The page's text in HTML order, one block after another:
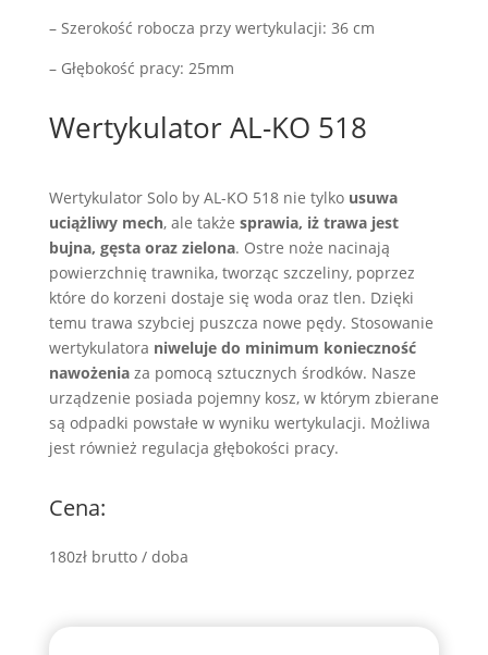
– Szerokość robocza przy wertykulacji: 36 cm
– Głębokość pracy: 25mm
Wertykulator AL-KO 518
Wertykulator Solo by AL-KO 518 nie tylko usuwa
uciążliwy mech, ale także sprawia, iż trawa jest
bujna, gęsta oraz zielona. Ostre noże nacinają
powierzchnię trawnika, tworząc szczeliny, poprzez
które do korzeni dostaje się woda oraz tlen. Dzięki
temu trawa szybciej puszcza nowe pędy. Stosowanie
wertykulatora niweluje do minimum konieczność
nawożeniaza pomocą sztucznych środków. Nasze
urządzenie posiada pojemny kosz, w którym zbierane
są odpadki powstałe w wyniku wertykulacji. Możliwa
jest również regulacja głębokości pracy.
Cena:
180zł brutto / doba